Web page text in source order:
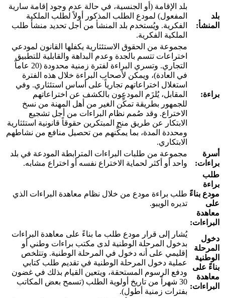
بلد
المنشأ:
بلد الإقامة (أو الجنسية، في حالة عدم وجود إقامة سارية
المفعول) لمودع الطلب المذكور أولاً لطلب الملكية
الفكرية. ويُستخدم بلد المنشأ من أجل تحديد منشأ طلب
الملكية الفكرية.
براءة:
مجموعة من الحقوق الاستئثارية يكفلها القانون لمودعي
اختراعات تتسم بالجدة وعدم البداهة والقابلية للتطبيق
التجاري. وتسري البراءة لفترة زمنية محدودة (20 عاماً
في العادة)، ويمكن لأصحاب البراءة خلال هذه الفترة
استغلال اختراعاتهم تجارياً على أساس استئثاري. وفي
المقابل، يُلزَم المودعون بالكشف عن اختراعاتهم
للجمهور بطريقة تمكِّن الغير من أهل المهنة من نسخ
الاختراع. وقد صُمم نظام البراءات من أجل تشجيع
الابتكار عن طريق منح المبتكرين حقوقاً قانونية استئثارية
ومحددة المدة، بما يمكِّنهم من تحصيل منافع من نشاطهم
الابتكاري.
أسرة
براءات:
مجموعة من طلبات البراءات المترابطة المودعة في بلد
واحد أو أكثر لحماية الاختراع نفسه أو اختراع مشابه.
طلب
براءة
مودع بناءً
على
معاهدة
البراءات:
طلب براءة مودع من خلال نظام معاهدة البراءات الذي
تديره الويبو.
دخول
المرحلة
الوطنية
بناءً على
معاهدة
البراءات:
يُشار إلى قرار مودع طلب ما بناءً على معاهدة البراءات
بدخول المرحلة الوطنية لدى مكتب براءات وطني أو
إقليمي على أنه دخول في المرحلة الوطنية. وتتلخص
عملية دخول المرحلة الوطنية في تقديم طلب كتابي
ودفع الرسوم المستحقة، ويتعين القيام بذلك في غضون
30 شهراً من تاريخ أولوية الطلب (تسمح بعض المكاتب
بفترات زمنية أطول).